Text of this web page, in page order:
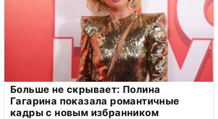
Больше не скрывает: Полина
Гагарина показала романтичные
кадры с новым избранником